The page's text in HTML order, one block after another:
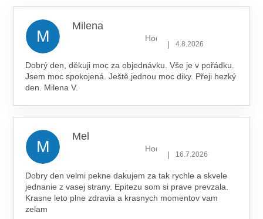
M
Milena
Hodnocení obchodu je 5 z 5
| 4.8.2026
Dobrý den, děkuji moc za objednávku. Vše je v pořádku.
Jsem moc spokojená. Ještě jednou moc diky. Přeji hezký
den. Milena V.
M
Mel
Hodnocení obchodu je 5 z 5
| 16.7.2026
Dobry den velmi pekne dakujem za tak rychle a skvele
jednanie z vasej strany. Epitezu som si prave prevzala.
Krasne leto plne zdravia a krasnych momentov vam
zelam